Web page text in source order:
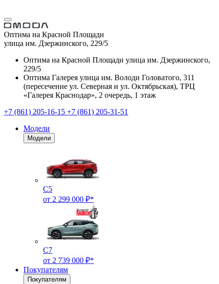
Оптима на Красной Площади
улица им. Дзержинского, 229/5
Оптима на Красной Площади улица им. Дзержинского,
229/5
Оптима Галерея улица им. Володи Головатого, 311
(пересечение ул. Северная и ул. Октябрьская), ТРЦ
«Галерея Краснодар», 2 очередь, 1 этаж
+7 (861) 205-16-15 +7 (861) 205-31-51
Модели
Модели
C5
от 2 299 000 ₽*
C7
от 2 739 000 ₽*
Покупателям
Покупателям